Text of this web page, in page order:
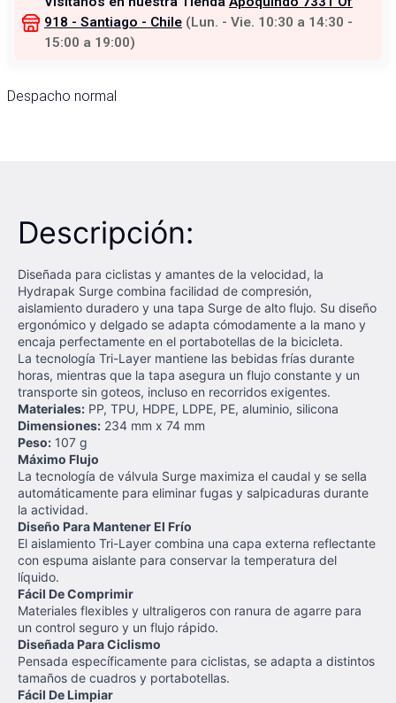
918 - Santiago - Chile (Lun. - Vie. 10:30 a 14:30 -
15:00 a 19:00)
Despacho normal
Descripción:
Diseñada para ciclistas y amantes de la velocidad, la
Hydrapak Surge combina facilidad de compresión,
aislamiento duradero y una tapa Surge de alto flujo. Su diseño
ergonómico y delgado se adapta cómodamente a la mano y
encaja perfectamente en el portabotellas de la bicicleta.
La tecnología Tri-Layer mantiene las bebidas frías durante
horas, mientras que la tapa asegura un flujo constante y un
transporte sin goteos, incluso en recorridos exigentes.
Materiales: PP, TPU, HDPE, LDPE, PE, aluminio, silicona
Dimensiones: 234 mm x 74 mm
Peso: 107 g
Máximo Flujo
La tecnología de válvula Surge maximiza el caudal y se sella
automáticamente para eliminar fugas y salpicaduras durante
la actividad.
Diseño Para Mantener El Frío
El aislamiento Tri-Layer combina una capa externa reflectante
con espuma aislante para conservar la temperatura del
líquido.
Fácil De Comprimir
Materiales flexibles y ultraligeros con ranura de agarre para
un control seguro y un flujo rápido.
Diseñada Para Ciclismo
Pensada específicamente para ciclistas, se adapta a distintos
tamaños de cuadros y portabotellas.
Fácil De Limpiar